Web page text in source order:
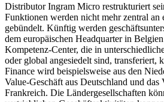
Distributor Ingram Micro restrukturiert
Funktionen werden nicht mehr zentral an
gebündelt. Künftig werden
dem europäischen Headquarter in
Kompetenz-Center, die in
oder global angesiedelt sind, transferiert,
Finance wird beispielsweise aus den
Value-Geschäft aus Deutschland und das
Frankreich. Die Ländergesellschaften